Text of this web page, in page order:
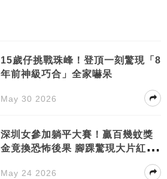
15歲仔挑戰珠峰！登頂一刻驚現「8
年前神級巧合」全家嚇呆
May 30 2026
深圳女參加躺平大賽！贏百幾蚊獎
金竟換恐怖後果 腳踝驚現大片紅斑
May 24 2026